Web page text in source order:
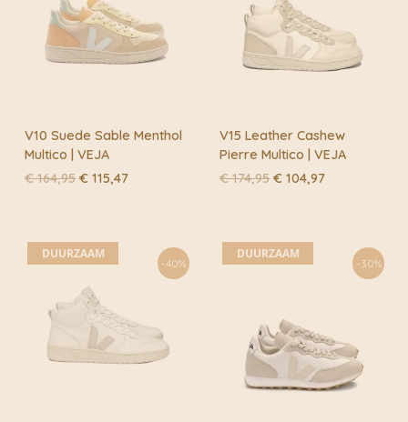
V10 Suede Sable Menthol
Multico | VEJA
€164,95 Oorspronkelijke
€ 115,47Huidige
V15 Leather Cashew
Pierre Multico | VEJA
€174,95 Oorspronkelijke
€ 104,97Huidige
-40%
DUURZAAM
-30%
DUURZAAM